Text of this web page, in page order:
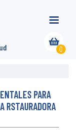
0
PARA
RSTAURADORA